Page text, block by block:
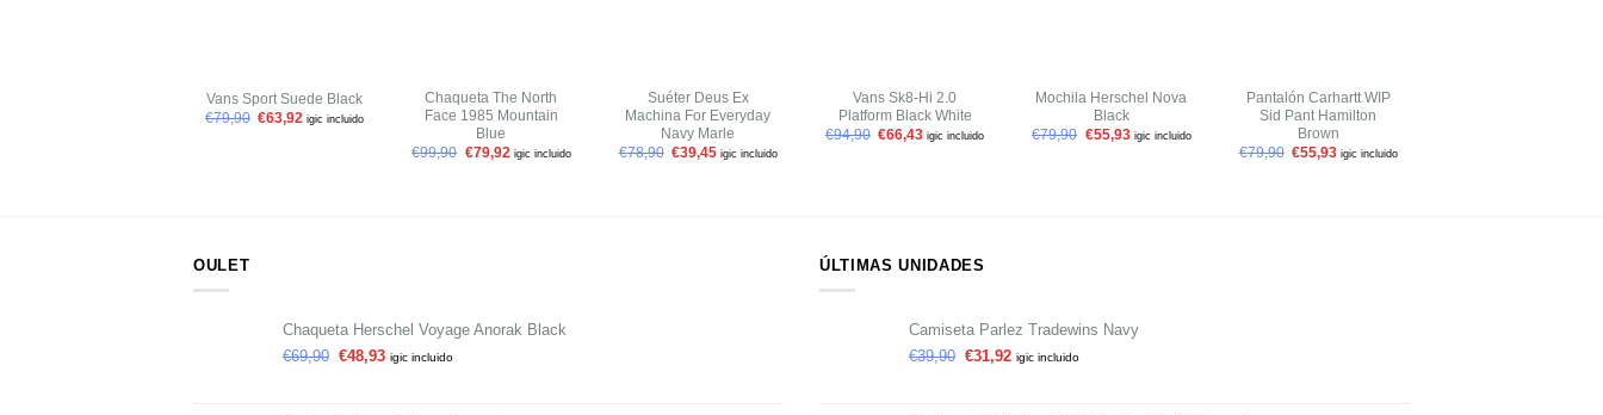
Vans Sport Suede Black
€79,90 €63,92 igic incluido
Chaqueta The North
Face 1985 Mountain
Blue
€99,90 €79,92 igic incluido
Suéter Deus Ex
Machina For Everyday
Navy Marle
€78,90 €39,45 igic incluido
Vans Sk8-Hi 2.0
Platform Black White
€94,90 €66,43 igic incluido
Mochila Herschel Nova
Black
€79,90 €55,93 igic incluido
Pantalón Carhartt WIP
Sid Pant Hamilton
Brown
€79,90 €55,93 igic incluido
OULET
Chaqueta Herschel Voyage Anorak Black
€69,90 €48,93 igic incluido
ÚLTIMAS UNIDADES
Camiseta Parlez Tradewins Navy
€39,90 €31,92 igic incluido